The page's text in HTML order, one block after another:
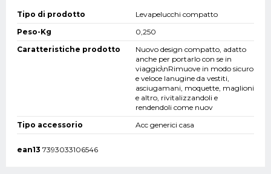
Tipo di prodotto
Levapelucchi compatto
Peso-Kg
0,250
Caratteristiche prodotto
Nuovo design compatto, adatto
anche per portarlo con se in
viaggio\nRimuove in modo sicuro
e veloce lanugine da vestiti,
asciugamani, moquette, maglioni
e altro, rivitalizzandoli e
rendendoli come nuov
Tipo accessorio
Acc generici casa
ean13 7393033106546